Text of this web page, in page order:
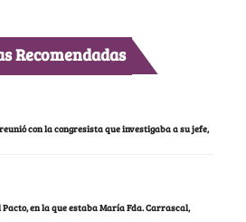
Recomendadas
con la congresista que investigaba a su jefe,
en la que estaba María Fda. Carrascal,